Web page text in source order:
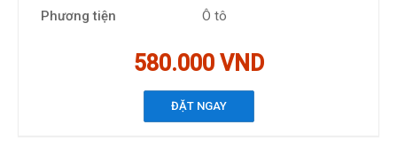
Phương tiện
Ô tô
580.000 VND
ĐẶT NGAY